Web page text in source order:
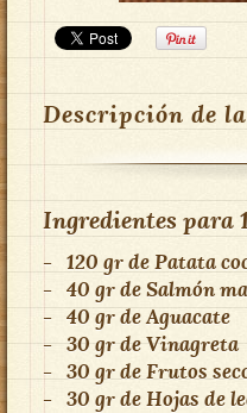
Descripción de
Ingredientes para
- 120 grdePatata
- 40 grdeSalmón
- 40 grdeAguacate
- 30 grdeVinagreta
- 30 grdeFrutos
- 30 grdeHojas de